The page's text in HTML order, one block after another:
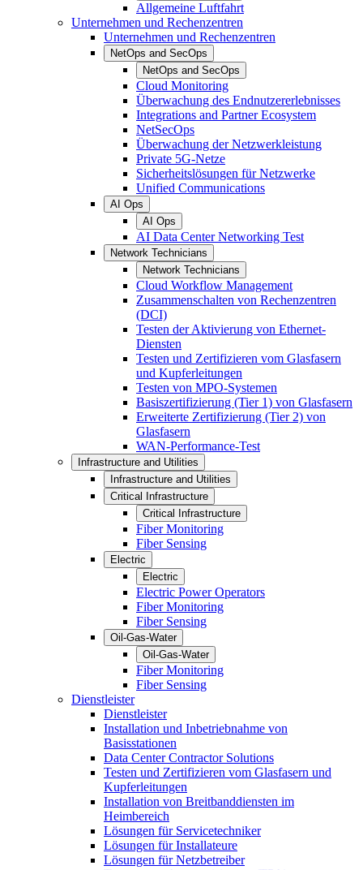
Allgemeine Luftfahrt
Unternehmen und Rechenzentren
Unternehmen und Rechenzentren
NetOps and SecOps
NetOps and SecOps
Cloud Monitoring
Überwachung des Endnutzererlebnisses
Integrations and Partner Ecosystem
NetSecOps
Überwachung der Netzwerkleistung
Private 5G-Netze
Sicherheitslösungen für Netzwerke
Unified Communications
AI Ops
AI Ops
AI Data Center Networking Test
Network Technicians
Network Technicians
Cloud Workflow Management
Zusammenschalten von Rechenzentren
(DCI)
Testen der Aktivierung von Ethernet-
Diensten
Testen und Zertifizieren vom Glasfasern
und Kupferleitungen
Testen von MPO-Systemen
Basiszertifizierung (Tier 1) von Glasfasern
Erweiterte Zertifizierung (Tier 2) von
Glasfasern
WAN-Performance-Test
Infrastructure and Utilities
Infrastructure and Utilities
Critical Infrastructure
Critical Infrastructure
Fiber Monitoring
Fiber Sensing
Electric
Electric
Electric Power Operators
Fiber Monitoring
Fiber Sensing
Oil-Gas-Water
Oil-Gas-Water
Fiber Monitoring
Fiber Sensing
Dienstleister
Dienstleister
Installation und Inbetriebnahme von
Basisstationen
Data Center Contractor Solutions
Testen und Zertifizieren vom Glasfasern und
Kupferleitungen
Installation von Breitbanddiensten im
Heimbereich
Lösungen für Servicetechniker
Lösungen für Installateure
Lösungen für Netzbetreiber